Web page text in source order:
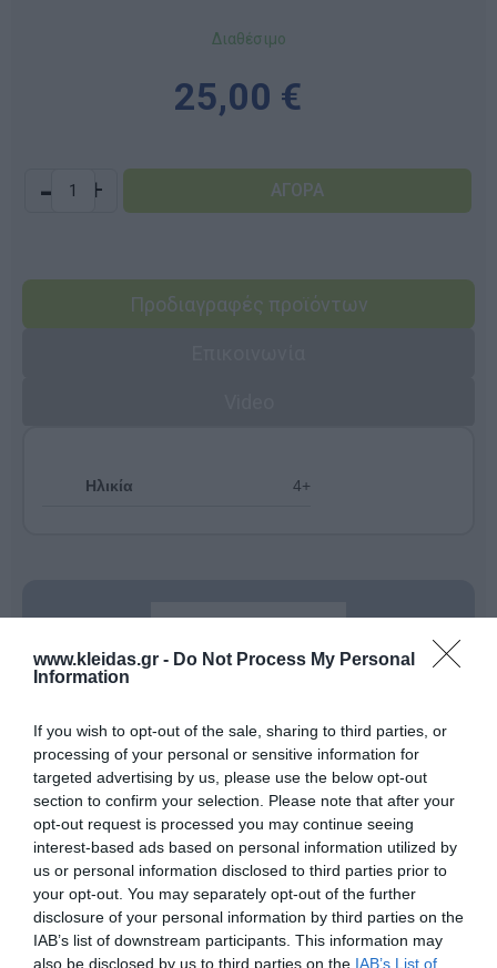
www.kleidas.gr - Do Not Process My Personal
Information
If you wish to opt-out of the sale, sharing to third parties, or
processing of your personal or sensitive information for
targeted advertising by us, please use the below opt-out
section to confirm your selection. Please note that after your
opt-out request is processed you may continue seeing
interest-based ads based on personal information utilized by
us or personal information disclosed to third parties prior to
your opt-out. You may separately opt-out of the further
disclosure of your personal information by third parties on the
IAB’s list of downstream participants. This information may
also be disclosed by us to third parties on the IAB’s List of
Διαθέσιμο
25,00 €
- +
Προδιαγραφές προϊόντων
Ηλικία 4+
ΗBeleducδεν είναι απλώς μια εταιρεία παιχνιδιών·
είναι μια οικογενειακή επιχείρηση από τη Γερμανία με
50 χρόνια ιστορίας, αφιερωμένη στη δημιουργία των
καλύτερων δυνατών θεμελίων για το μέλλον των
παιδιών. Με το εμβληματικό σύνθημα:
"Παίζω, Αποκτώ εμπειρίες, Μαθαίνω!"